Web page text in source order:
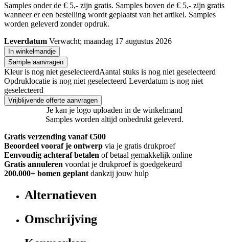
Samples onder de € 5,- zijn gratis. Samples boven de € 5,- zijn gratis
wanneer er een bestelling wordt geplaatst van het artikel. Samples
worden geleverd zonder opdruk.
Leverdatum Verwacht; maandag 17 augustus 2026
In winkelmandje
Sample aanvragen
Kleur is nog niet geselecteerdAantal stuks is nog niet geselecteerd
Opdruklocatie is nog niet geselecteerd Leverdatum is nog niet
geselecteerd
Vrijblijvende offerte aanvragen
Je kan je logo uploaden in de winkelmand
Samples worden altijd onbedrukt geleverd.
Gratis verzending vanaf €500
Beoordeel vooraf je ontwerp via je gratis drukproef
Eenvoudig achteraf betalen of betaal gemakkelijk online
Gratis annuleren voordat je drukproef is goedgekeurd
200.000+ bomen geplant dankzij jouw hulp
Alternatieven
Omschrijving